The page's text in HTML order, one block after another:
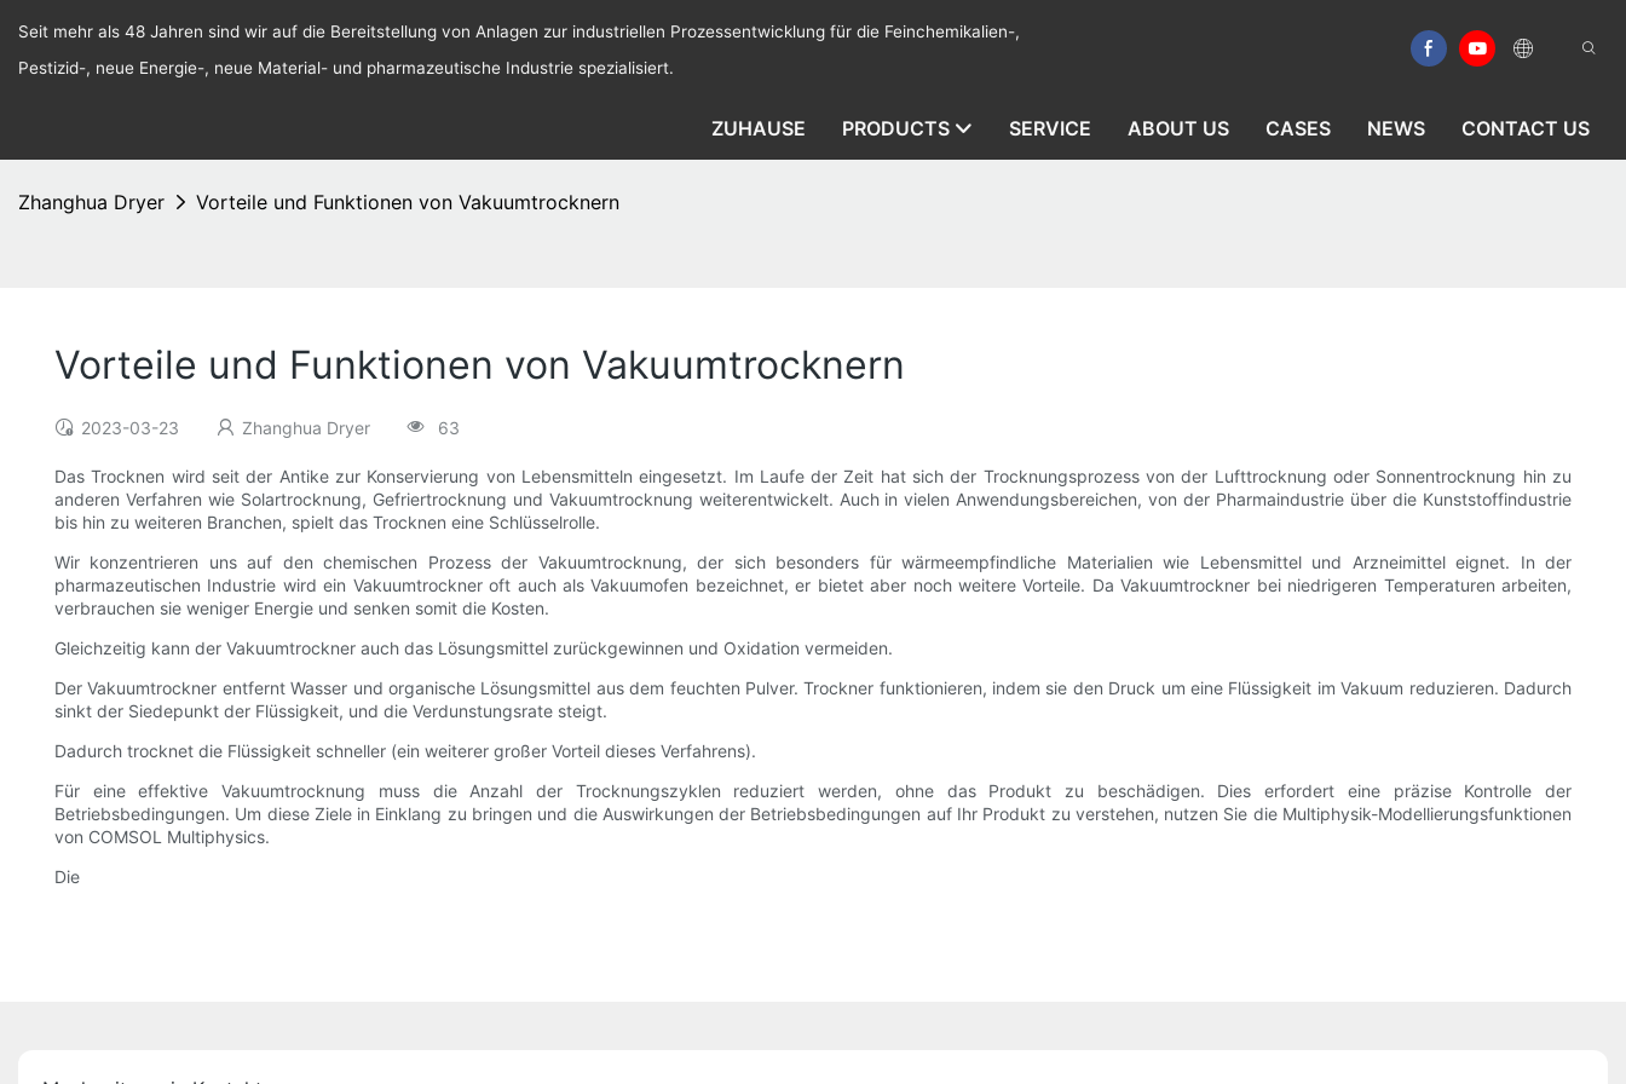
Seit mehr als 48 Jahren sind wir auf die Bereitstellung von Anlagen zur industriellen Prozessentwicklung für die Feinchemikalien-,
Pestizid-, neue Energie-, neue Material- und pharmazeutische Industrie spezialisiert.
ZUHAUSE PRODUCTS SERVICE ABOUT US CASES NEWS CONTACT US
Zhanghua Dryer Vorteile und Funktionen von Vakuumtrocknern
Vorteile und Funktionen von Vakuumtrocknern
2023-03-23 Zhanghua Dryer 63
Das Trocknen wird seit der Antike zur Konservierung von Lebensmitteln eingesetzt. Im Laufe der Zeit hat sich der Trocknungsprozess von der Lufttrocknung oder Sonnentrocknung hin zu
anderen Verfahren wie Solartrocknung, Gefriertrocknung und Vakuumtrocknung weiterentwickelt. Auch in vielen Anwendungsbereichen, von der Pharmaindustrie über die Kunststoffindustrie
bis hin zu weiteren Branchen, spielt das Trocknen eine Schlüsselrolle.
Wir konzentrieren uns auf den chemischen Prozess der Vakuumtrocknung, der sich besonders für wärmeempfindliche Materialien wie Lebensmittel und Arzneimittel eignet. In der
pharmazeutischen Industrie wird ein Vakuumtrockner oft auch als Vakuumofen bezeichnet, er bietet aber noch weitere Vorteile. Da Vakuumtrockner bei niedrigeren Temperaturen arbeiten,
verbrauchen sie weniger Energie und senken somit die Kosten.
Gleichzeitig kann der Vakuumtrockner auch das Lösungsmittel zurückgewinnen und Oxidation vermeiden.
Der Vakuumtrockner entfernt Wasser und organische Lösungsmittel aus dem feuchten Pulver. Trockner funktionieren, indem sie den Druck um eine Flüssigkeit im Vakuum reduzieren. Dadurch
sinkt der Siedepunkt der Flüssigkeit, und die Verdunstungsrate steigt.
Dadurch trocknet die Flüssigkeit schneller (ein weiterer großer Vorteil dieses Verfahrens).
Für eine effektive Vakuumtrocknung muss die Anzahl der Trocknungszyklen reduziert werden, ohne das Produkt zu beschädigen. Dies erfordert eine präzise Kontrolle der
Betriebsbedingungen. Um diese Ziele in Einklang zu bringen und die Auswirkungen der Betriebsbedingungen auf Ihr Produkt zu verstehen, nutzen Sie die Multiphysik-Modellierungsfunktionen
von COMSOL Multiphysics.
Die